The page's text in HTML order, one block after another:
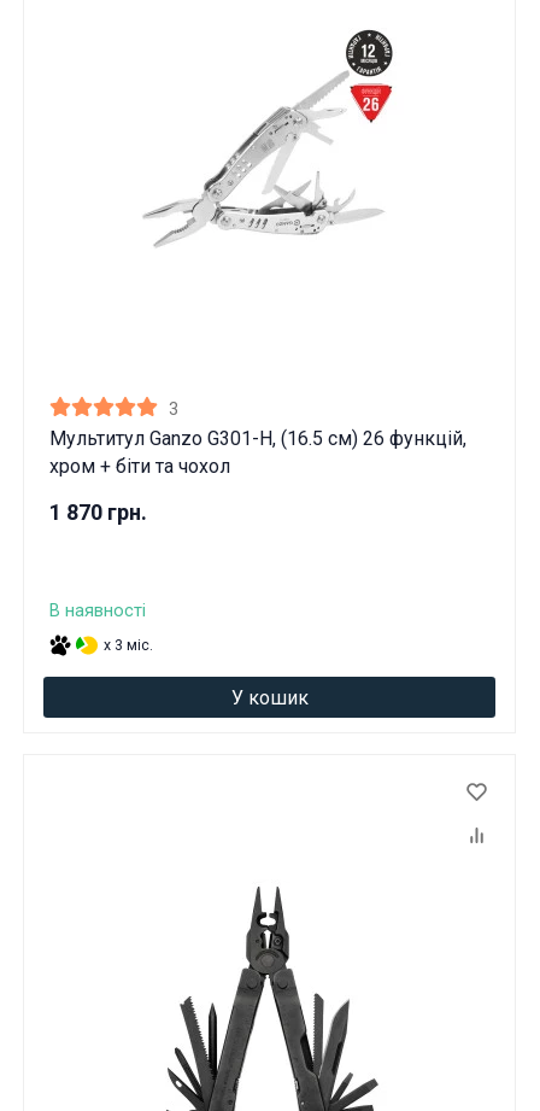
3
Мультитул Ganzo G301-H, (16.5 см) 26 функцій,
хром + біти та чохол
1 870 грн.
В наявності
x 3 міс.
У кошик
Ці товари продаються особам, які
ТАК НІ